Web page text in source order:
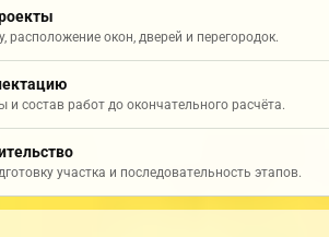
расположение окон, дверей и перегородок.
состав работ до окончательного расчёта.
участка и последовательность этапов.